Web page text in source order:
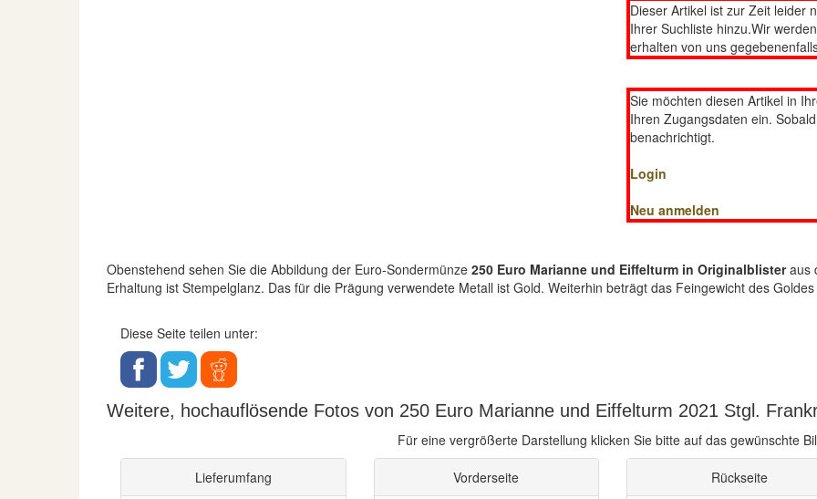
Dieser Artikel ist zur Zeit leider
Ihrer Suchliste hinzu.Wir
erhalten von uns
Sie möchten diesen Artikel in
Ihren Zugangsdaten ein.
benachrichtigt.
Login
Neu anmelden
Obenstehend sehen Sie die Abbildung der Euro-Sondermünze 250 Euro Marianne und Eiffelturm in Originalblisteraus
Erhaltung ist Stempelglanz. Das für die Prägung verwendete Metall ist Gold. Weiterhin beträgt das Feingewicht des
Diese Seite teilen unter:
Weitere, hochauflösende Fotos von 250 Euro Marianne und Eiffelturm 2021 Stgl.
Für eine vergrößerte Darstellung klicken Sie bitte auf das gewünschte
Lieferumfang Vorderseite Rückseite